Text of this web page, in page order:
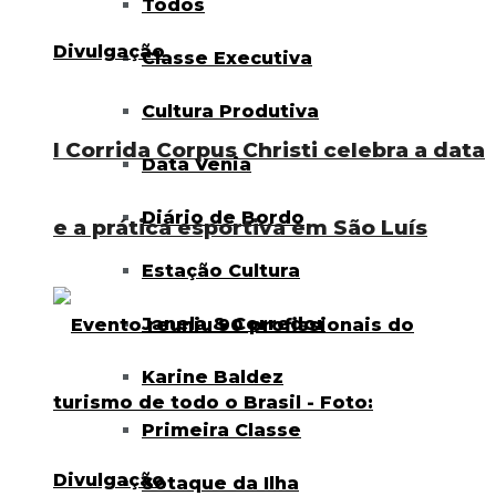
Todos
Classe Executiva
Cultura Produtiva
Data Venia
Diário de Bordo
Estação Cultura
Janela & Corredor
Karine Baldez
Primeira Classe
Sotaque da Ilha
I Corrida Corpus Christi celebra a data
e a prática esportiva em São Luís